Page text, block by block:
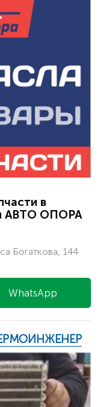
в
АВТО ОПОРА
Богаткова, 144
WhatsApp